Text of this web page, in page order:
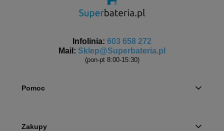
Infolinia: 603 658 272
Mail: Sklep@Superbateria.pl
(pon-pt 8:00-15:30)
Pomoc
Zakupy